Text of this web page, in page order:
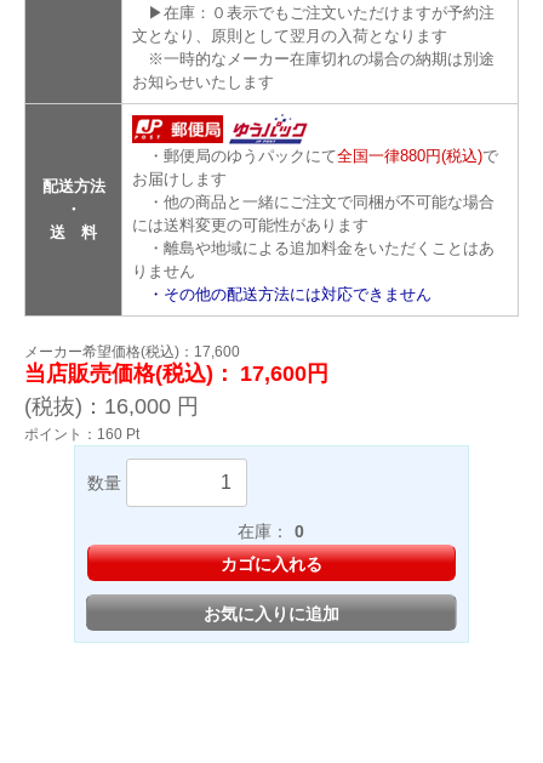
▶在庫：０表示でもご注文いただけますが予約注
文となり、原則として翌月の入荷となります
※一時的なメーカー在庫切れの場合の納期は別途
お知らせいたします
配送方法
・
送 料
・郵便局のゆうパックにて全国一律880円(税込)で
お届けします
・他の商品と一緒にご注文で同梱が不可能な場合
には送料変更の可能性があります
・離島や地域による追加料金をいただくことはあ
りません
・その他の配送方法には対応できません
メーカー希望価格(税込)：17,600
当店販売価格(税込)： 17,600円
(税抜)： 16,000 円
ポイント： 160 Pt
数量
在庫：
0
カゴに入れる
お気に入りに追加